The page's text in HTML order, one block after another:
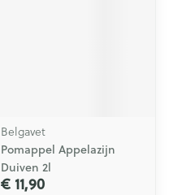
Belgavet
Pomappel Appelazijn
Duiven 2l
€ 11,90